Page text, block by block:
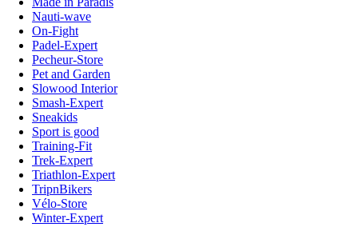
Nauti-wave
On-Fight
Padel-Expert
Pecheur-Store
Pet and Garden
Slowood Interior
Smash-Expert
Sneakids
Sport is good
Training-Fit
Trek-Expert
Triathlon-Expert
TripnBikers
Vélo-Store
Winter-Expert